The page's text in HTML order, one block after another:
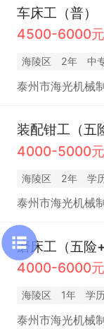
车床工（普）
4500-6000
海陵区 2年 中
泰州市海光机械
装配钳工（五
4000-5000
海陵区 2年 学
泰州市海光机械
磨床工（五险
4000-6000
海陵区 1年 学
泰州市海光机械